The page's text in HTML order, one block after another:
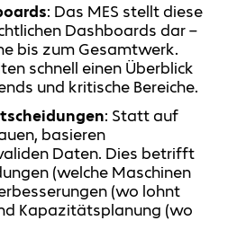
: Das MES stellt diese
Dashboards dar –
bis zum Gesamtwerk.
schnell einen Überblick
und kritische Bereiche.
: Statt auf
basieren
Daten. Dies betrifft
(welche Maschinen
(wo lohnt
Kapazitätsplanung (wo